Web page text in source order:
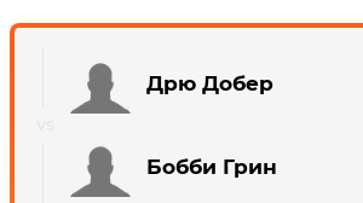
Дрю Добер
Бобби Грин